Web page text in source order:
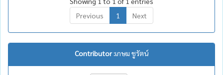
Previous
1 Next
Contributor :เกษม ชูรัตน์